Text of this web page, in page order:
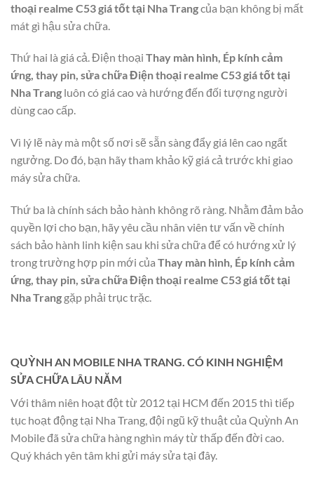
thoại realme C53 giá tốt tại Nha Trangcủa bạn không bị mất
mát gì hậu sửa chữa.
Thứ hai là giá cả. Điện thoại Thay màn hình, Ép kính cảm
ứng, thay pin, sửa chữa Điện thoại realme C53 giá tốt tại
Nha Trang luôn có giá cao và hướng đến đối tượng người
dùng cao cấp.
Vì lý lẽ này mà một số nơi sẽ sẵn sàng đẩy giá lên cao ngất
ngưởng. Do đó, bạn hãy tham khảo kỹ giá cả trước khi giao
máy sửa chữa.
Thứ ba là chính sách bảo hành không rõ ràng. Nhằm đảm bảo
quyền lợi cho bạn, hãy yêu cầu nhân viên tư vấn về chính
sách bảo hành linh kiện sau khi sửa chữa để có hướng xử lý
trong trường hợp pin mới của Thay màn hình, Ép kính cảm
ứng, thay pin, sửa chữa Điện thoại realme C53 giá tốt tại
Nha Trang gặp phải trục trặc.
QUỲNH AN MOBILE NHA TRANG. CÓ KINH NGHIỆM
SỬA CHỮA LÂU NĂM
Với thâm niên hoạt đột từ 2012 tại HCM đến 2015 thì tiếp
tục hoạt động tại Nha Trang, đội ngũ kỹ thuật của Quỳnh An
Mobile đã sửa chữa hàng nghìn máy từ thấp đến đời cao.
Quý khách yên tâm khi gửi máy sửa tại đây.